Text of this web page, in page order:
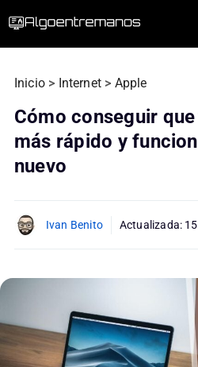
Inicio > Internet > Apple
Cómo conseguir
más rápido y
nuevo
Ivan Benito Actualizada: